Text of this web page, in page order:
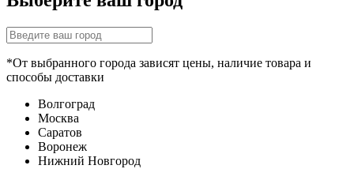
*От выбранного города зависят цены, наличие товара и
способы доставки
Волгоград
Москва
Саратов
Воронеж
Нижний Новгород